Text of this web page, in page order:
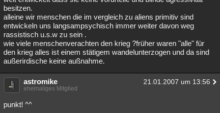
besitzen.
alleine wir menschen die im vergleich zu aliens primitiv sind
entwickeln uns langsampsychisch immer weiter davon weg
rassistisch u.s.w zu sein .
wie viele menschenverachten den krieg ?früher waren "alle" für
den krieg alles ist einem stätigem wandelunterzogen und da sind
außerirdische keine außnahme.
astromike 21.01.2007 um 13:56
ehemaliges Mitglied
punkt! ^^